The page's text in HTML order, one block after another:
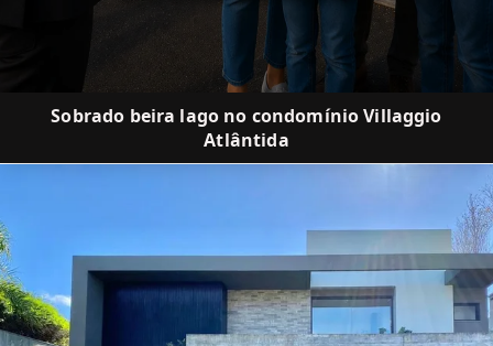
Sobrado beira lago no condomínio Villaggio
Atlântida